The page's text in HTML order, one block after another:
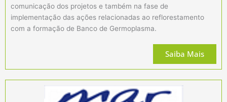
comunicação dos projetos e também na fase de
implementação das ações relacionadas ao reflorestamento
com a formação de Banco de Germoplasma.
Saiba Mais